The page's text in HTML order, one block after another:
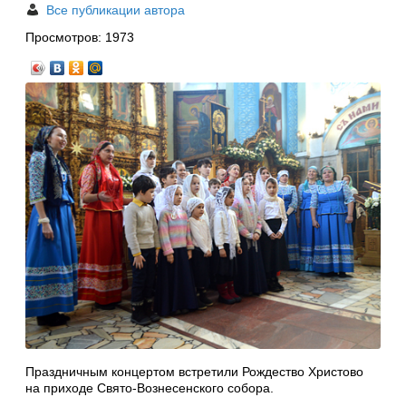
Все публикации автора
Просмотров: 1973
Праздничным концертом встретили Рождество Христово
на приходе Свято-Вознесенского собора.